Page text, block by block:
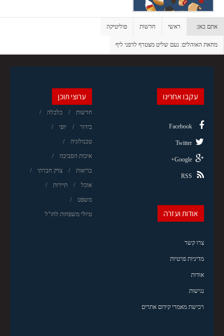
אתם כאן: ראשי חדשות פוליטיקה
מחאת האוהלים: נעם שליט מצטרף לדפני ליף
ערוצי תוכן
חדשות כלכלה
בידור יופי
טכנולוגיה
איכות הסביבה
בריאות צדק חברתי
אוכל תיירות
משפט
טיולי משפחות לחו"ל
עקבו אחרינו
Facebook
Twitter
Google+
RSS
אודות ועזרה
צרו קשר
מדיניות פרטיות
אודות
נגישות
רכישת מאמרי קידום אתרים